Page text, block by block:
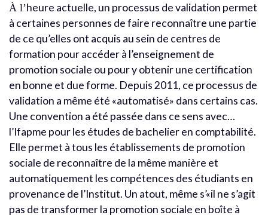
À l’heure actuelle, un processus de validation permet
à certaines personnes de faire reconnaître une partie
de ce qu’elles ont acquis au sein de centres de
formation pour accéder à l’enseignement de
promotion sociale ou pour y obtenir une certification
en bonne et due forme. Depuis 2011, ce processus de
validation a même été «automatisé» dans certains cas.
Une convention a été passée dans ce sens avec…
l’Ifapme pour les études de bachelier en comptabilité.
Elle permet à tous les établissements de promotion
sociale de reconnaître de la même manière et
automatiquement les compétences des étudiants en
provenance de l’Institut. Un atout, même s’«il ne s’agit
pas de transformer la promotion sociale en boîte à